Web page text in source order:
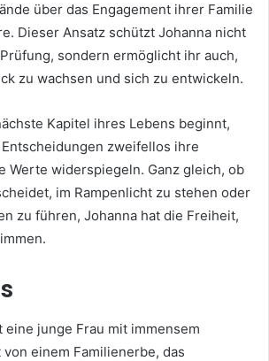
über das Engagement ihrer Familie
Dieser Ansatz schützt Johanna nicht
sondern ermöglicht ihr auch,
zu wachsen und sich zu entwickeln.
Kapitel ihres Lebens beginnt,
zweifellos ihre
Werte widerspiegeln. Ganz gleich, ob
im Rampenlicht zu stehen oder
zu führen, Johanna hat die Freiheit,
eine junge Frau mit immensem
einem Familienerbe, das